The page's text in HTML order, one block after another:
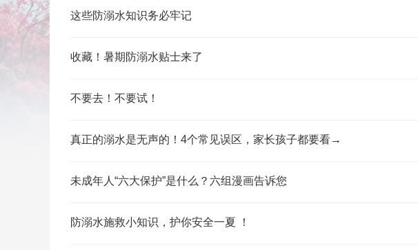
这些防溺水知识务必牢记
收藏！暑期防溺水贴士来了
不要去！不要试！
真正的溺水是无声的！4个常见误区，家长孩子都要看→
未成年人“六大保护”是什么？六组漫画告诉您
防溺水施救小知识，护你安全一夏 ！